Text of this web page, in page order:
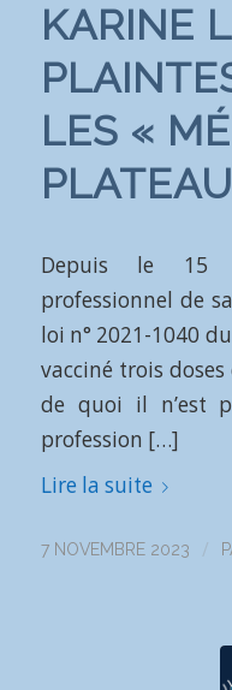
KARINE
LES «
Depuis le 15
professionnel de
loi n° 2021-1040
vacciné trois
de quoi il n’est
profession […]
Lire la suite
7 NOVEMBRE 2023 /